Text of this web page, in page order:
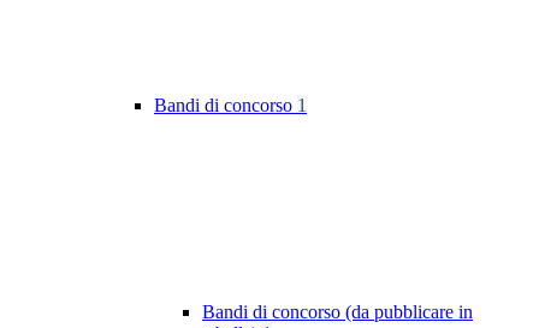
Bandi di concorso 1
Bandi di concorso (da pubblicare in